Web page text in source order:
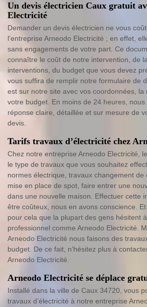
Un devis électricien Caux gratuit
Electricité
Demander un devis électricien ne vous
l’entreprise Arneodo Electricité ; en effet,
sans engagements de votre part. Ce
connaître le coût de notre intervention, de
interventions, du budget que vous devez
vous suffira de remplir notre formulaire de
est sur notre site avec vos coordonnées, la
votre budget. En moins de 24 heures,
réponse claire, détaillée et sur mesure de
devis.
Tarifs travaux d’électricité chez
Chez notre entreprise Arneodo Electricité,
le type de travaux que vous souhaitez
normes électrique, travaux changement de
mise en place de spot, faire entrer une
dans une nouvelle maison. Effectuer cette
être coûteux, nous en avons conscience.
pour cela que la plupart des gens hésitent
professionnel comme Arneodo Electricité.
Arneodo Electricité nous faisons des
budget. De ce fait, n’hésitez plus à
Arneodo Electricité.
Arneodo Electricité se déplace
Installé dans la ville de Caux 34720, vous
travaux d’électricité à notre entreprise